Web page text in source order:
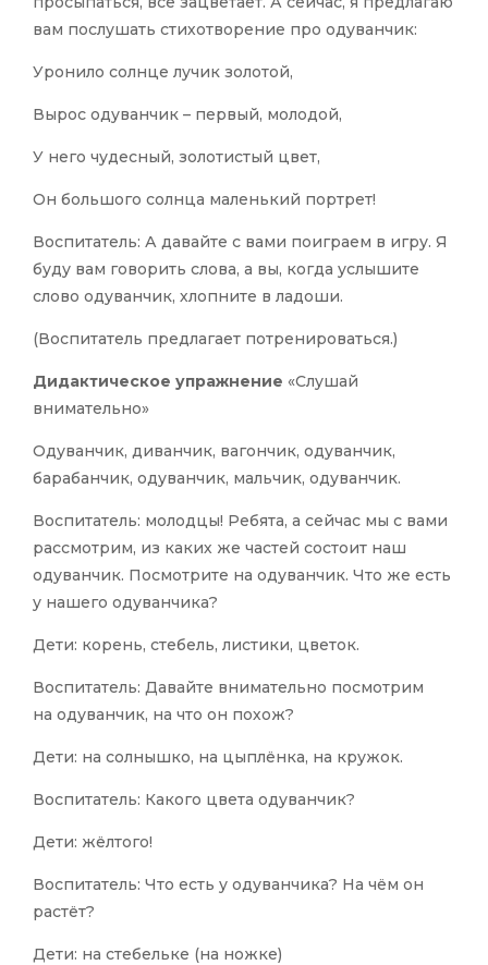
вам послушать стихотворение про одуванчик:
Уронило солнце лучик золотой,
Вырос одуванчик – первый, молодой,
У него чудесный, золотистый цвет,
Он большого солнца маленький портрет!
Воспитатель: А давайте с вами поиграем в игру. Я
буду вам говорить слова, а вы, когда услышите
слово одуванчик, хлопните в ладоши.
(Воспитатель предлагает потренироваться.)
Дидактическое упражнение «Слушай
внимательно»
Одуванчик, диванчик, вагончик, одуванчик,
барабанчик, одуванчик, мальчик, одуванчик.
Воспитатель: молодцы! Ребята, а сейчас мы с вами
рассмотрим, из каких же частей состоит наш
одуванчик. Посмотрите на одуванчик. Что же есть
у нашего одуванчика?
Дети: корень, стебель, листики, цветок.
Воспитатель: Давайте внимательно посмотрим
на одуванчик, на что он похож?
Дети: на солнышко, на цыплёнка, на кружок.
Воспитатель: Какого цвета одуванчик?
Дети: жёлтого!
Воспитатель: Что есть у одуванчика? На чём он
растёт?
Дети: на стебельке (на ножке)